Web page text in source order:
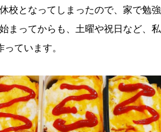
校となってしまったので、家で勉強
まってからも、土曜や祝日など、私
ています。